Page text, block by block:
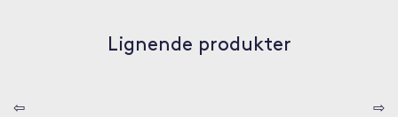
Lignende produkter
⇦ ⇨